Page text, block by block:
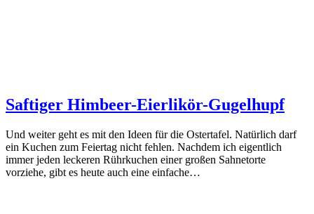
Saftiger Himbeer-Eierlikör-Gugelhupf
Und weiter geht es mit den Ideen für die Ostertafel. Natürlich darf
ein Kuchen zum Feiertag nicht fehlen. Nachdem ich eigentlich
immer jeden leckeren Rührkuchen einer großen Sahnetorte
vorziehe, gibt es heute auch eine einfache…